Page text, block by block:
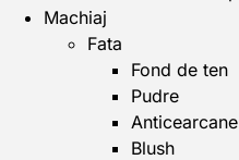
Machiaj
Fata
Fond de ten
Pudre
Anticearcane
Blush